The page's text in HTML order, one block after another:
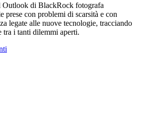
di BlackRock fotografa
prese con problemi di scarsità e con
legate alle nuove tecnologie, tracciando
tra i tanti dilemmi aperti.